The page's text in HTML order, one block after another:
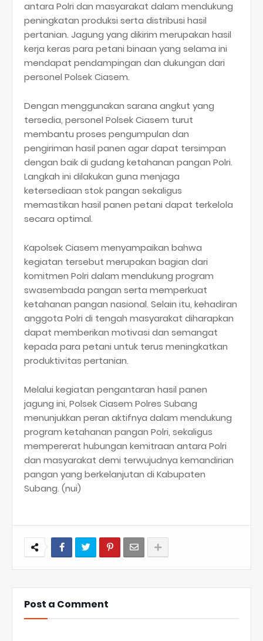
antara Polri dan masyarakat dalam mendukung
peningkatan produksi serta distribusi hasil
pertanian. Jagung yang dikirim merupakan hasil
kerja keras para petani binaan yang selama ini
mendapat pendampingan dan dukungan dari
personel Polsek Ciasem.
Dengan menggunakan sarana angkut yang
tersedia, personel Polsek Ciasem turut
membantu proses pengumpulan dan
pengiriman hasil panen agar dapat tersimpan
dengan baik di gudang ketahanan pangan Polri.
Langkah ini dilakukan guna menjaga
ketersediaan stok pangan sekaligus
memastikan hasil panen petani dapat terkelola
secara optimal.
Kapolsek Ciasem menyampaikan bahwa
kegiatan tersebut merupakan bagian dari
komitmen Polri dalam mendukung program
swasembada pangan serta memperkuat
ketahanan pangan nasional. Selain itu, kehadiran
anggota Polri di tengah masyarakat diharapkan
dapat memberikan motivasi dan semangat
kepada para petani untuk terus meningkatkan
produktivitas pertanian.
Melalui kegiatan pengantaran hasil panen
jagung ini, Polsek Ciasem Polres Subang
menunjukkan peran aktifnya dalam mendukung
program ketahanan pangan Polri, sekaligus
mempererat hubungan kemitraan antara Polri
dan masyarakat demi terwujudnya kemandirian
pangan yang berkelanjutan di Kabupaten
Subang. (nui)
Post a Comment